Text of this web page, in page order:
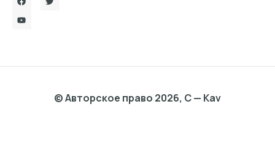
© Авторское право 2026, C — Kav